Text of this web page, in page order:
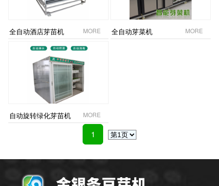
全自动酒店芽苗机 MORE 全自动芽菜机 MORE
自动旋转绿化芽苗机 MORE
1